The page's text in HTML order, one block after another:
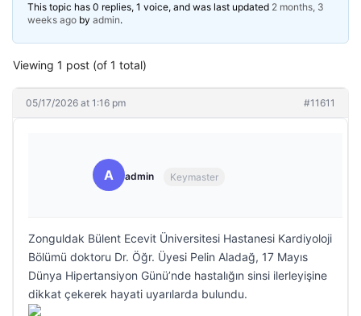
This topic has 0 replies, 1 voice, and was last updated 2 months, 3
weeks ago by admin.
Viewing 1 post (of 1 total)
05/17/2026 at 1:16 pm #11611
A admin Keymaster
Zonguldak Bülent Ecevit Üniversitesi Hastanesi Kardiyoloji
Bölümü doktoru Dr. Öğr. Üyesi Pelin Aladağ, 17 Mayıs
Dünya Hipertansiyon Günü’nde hastalığın sinsi ilerleyişine
dikkat çekerek hayati uyarılarda bulundu.